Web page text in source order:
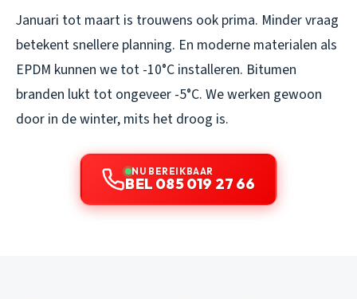
Januari tot maart is trouwens ook prima. Minder vraag
betekent snellere planning. En moderne materialen als
EPDM kunnen we tot -10°C installeren. Bitumen
branden lukt tot ongeveer -5°C. We werken gewoon
door in de winter, mits het droog is.
NU BEREIKBAAR
BEL 085 019 27 66